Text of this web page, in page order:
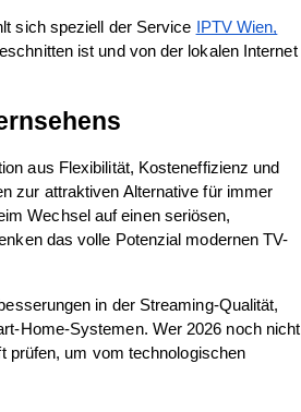
sich speziell der Service IPTV Wien,
ist und von der lokalen Internet
aus Flexibilität, Kosteneffizienz und
zur attraktiven Alternative für immer
Wechsel auf einen seriösen,
das volle Potenzial modernen TV-
in der Streaming-Qualität,
Home-Systemen. Wer 2026 noch nicht
prüfen, um vom technologischen